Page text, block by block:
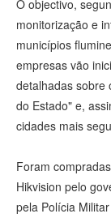
O objectivo,
monitorização e
municípios
empresas vão
detalhadas sobre
do Estado" e,
cidades mais
Foram
Hikvision pelo
pela Polícia